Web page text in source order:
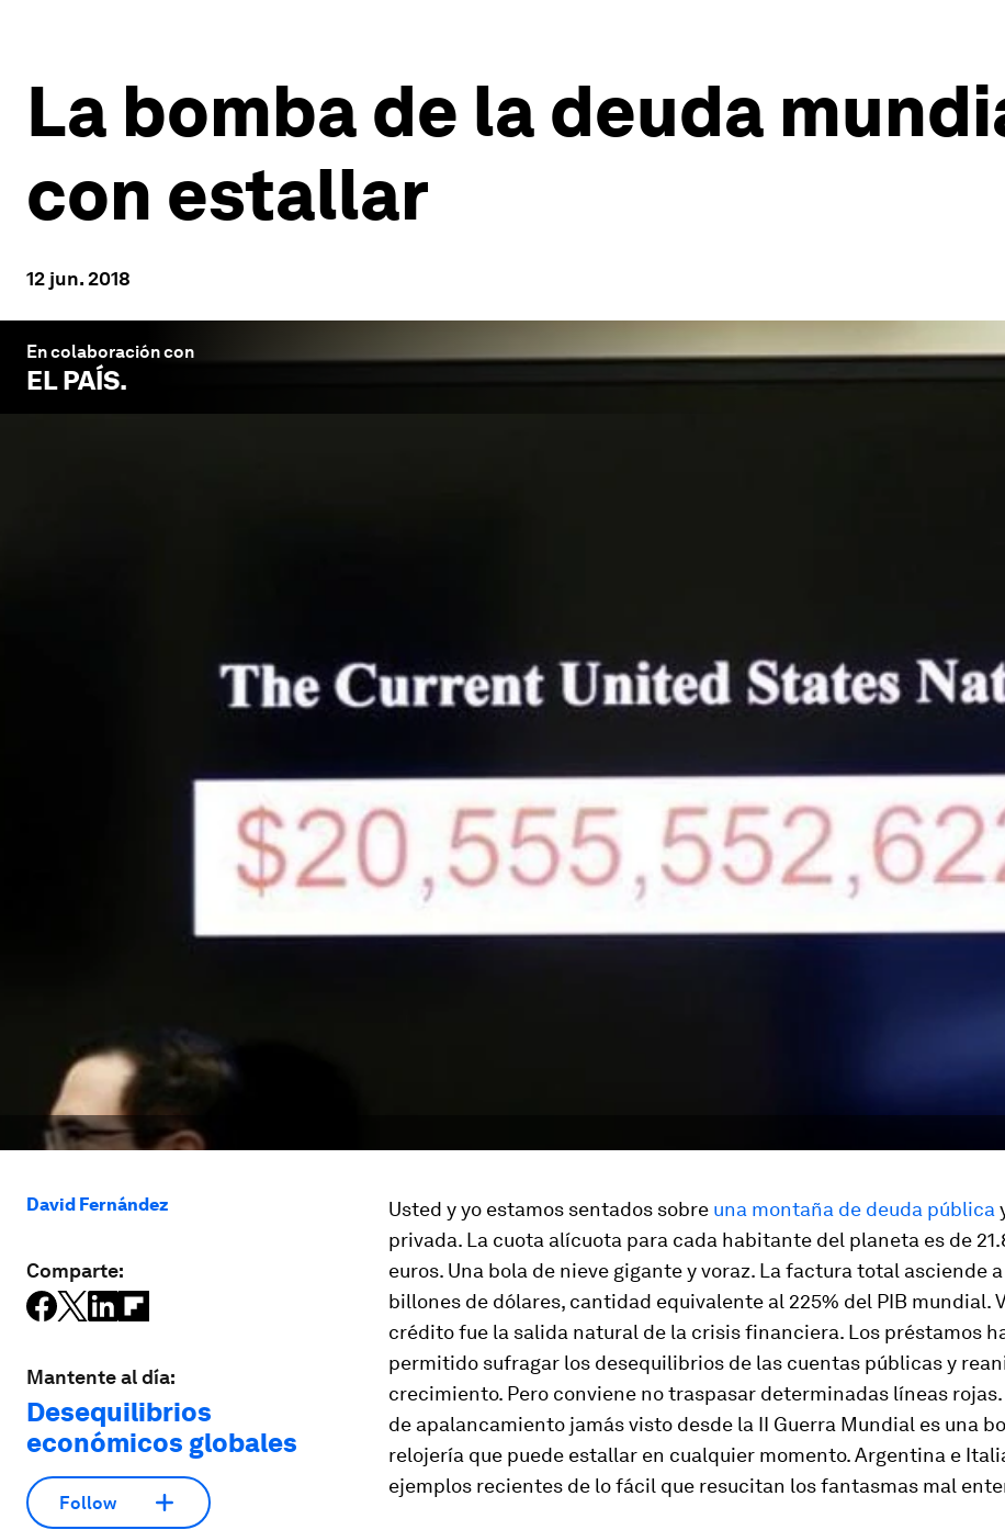
La bomba de la deuda
con estallar
12 jun. 2018
En colaboración con
EL PAÍS.
David Fernández
Comparte:
Mantente al día:
Desequilibrios
económicos globales
Follow
Usted y yo estamos sentados sobre una montaña de deuda pública
privada. La cuota alícuota para cada habitante del planeta es de
euros. Una bola de nieve gigante y voraz. La factura total asciende a
billones de dólares, cantidad equivalente al 225% del PIB mundial.
crédito fue la salida natural de la crisis financiera. Los préstamos
permitido sufragar los desequilibrios de las cuentas públicas y
crecimiento. Pero conviene no traspasar determinadas líneas rojas.
de apalancamiento jamás visto desde la II Guerra Mundial es una
relojería que puede estallar en cualquier momento. Argentina e
ejemplos recientes de lo fácil que resucitan los fantasmas mal